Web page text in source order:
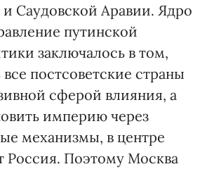
Саудовской Аравии. Ядро
путинской
заключалось в том,
постсоветские страны
сферой влияния, а
империю через
механизмы, в центре
Россия. Поэтому Москва